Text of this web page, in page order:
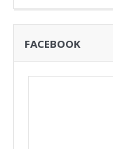
FACEBOOK